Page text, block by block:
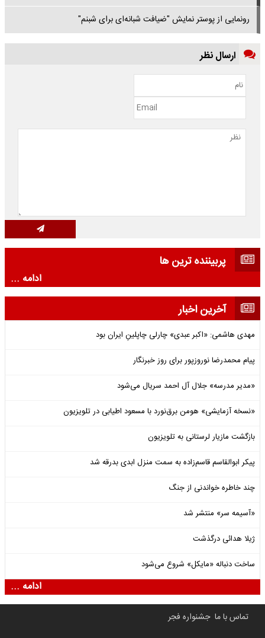
رونمایی از پوستر نمایش "ضیافت شبانه‌‌ای برای شبنم"
ارسال نظر
پربیننده ترین ها
ادامه ...
آخرین اخبار
مهدی هاشمی: «اکبر عبدی» چارلی چاپلینِ ایران بود
پیام محمدرضا نوروزپور برای روز خبرنگار
«مدیر مدرسه» جلال آل احمد سریال می‌شود
«نسخه آزمایشی» هومن برق‌نورد با مسعود اطیابی در تلویزیون
بازگشت مازیار لرستانی به تلویزیون
پیکر ابوالقاسم قاسم‌زاده به سمت منزل ابدی بدرقه شد
چند خاطره خواندنی از جنگ
«آسیمه سر» منتشر شد
ژیلا هدائی درگذشت
ساخت دنباله «مایکل» شروع می‌شود
ادامه ...
تماس با ما جشنواره فجر